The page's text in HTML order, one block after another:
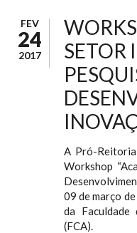
FEV
24
2017
SETOR
A Pró-
Workshop
09 de março
da Faculdade
(FCA).